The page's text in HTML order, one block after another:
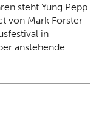
steht Yung Pepp
von Mark Forster
in
anstehende